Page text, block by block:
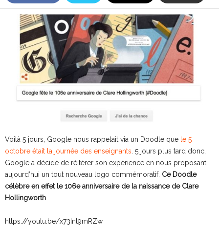
Voilà 5 jours, Google nous rappelait via un Doodle que le 5
octobre était la journée des enseignants . 5 jours plus tard donc,
Google a décidé de réitérer son expérience en nous proposant
aujourd’hui un tout nouveau logo commémoratif. Ce Doodle
célèbre en effet le 106e anniversaire de la naissance de Clare
Hollingworth
https://youtu.be/x73Int9mRZw